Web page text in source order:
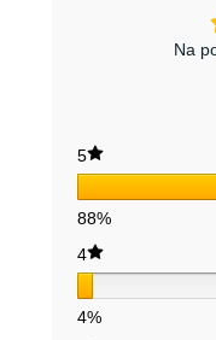
Na
5
88%
4
4%